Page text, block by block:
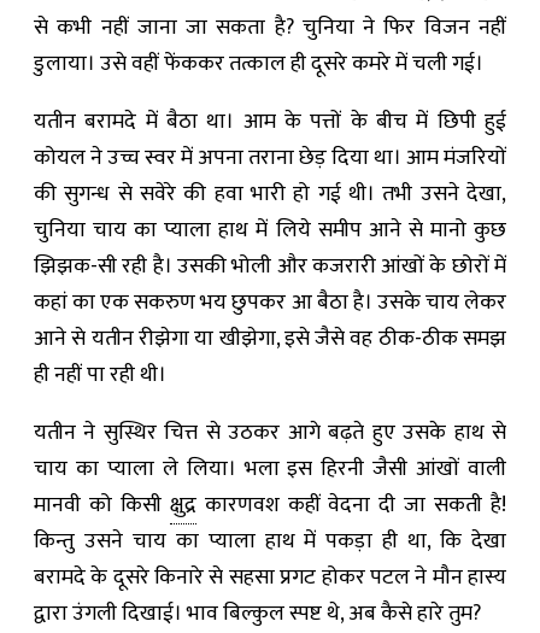
से कभी नहीं जाना जा सकता है? चुनिया ने फिर विजन नहीं
डुलाया। उसे वहीं फेंककर तत्काल ही दूसरे कमरे में चली गई।
यतीन बरामदे में बैठा था। आम के पत्तों के बीच में छिपी हुई
कोयल ने उच्च स्वर में अपना तराना छेड़ दिया था। आम मंजरियों
की सुगन्ध से सवेरे की हवा भारी हो गई थी। तभी उसने देखा,
चुनिया चाय का प्याला हाथ में लिये समीप आने से मानो कुछ
झिझक-सी रही है। उसकी भोली और कजरारी आंखों के छोरों में
कहां का एक सकरुण भय छुपकर आ बैठा है। उसके चाय लेकर
आने से यतीन रीझेगा या खीझेगा, इसे जैसे वह ठीक-ठीक समझ
ही नहीं पा रही थी।
यतीन ने सुस्थिर चित्त से उठकर आगे बढ़ते हुए उसके हाथ से
चाय का प्याला ले लिया। भला इस हिरनी जैसी आंखों वाली
मानवी को किसी क्षुद्रकारणवश कहीं वेदना दी जा सकती है!
किन्तु उसने चाय का प्याला हाथ में पकड़ा ही था, कि देखा
बरामदे के दूसरे किनारे से सहसा प्रगट होकर पटल ने मौन हास्य
द्वारा उंगली दिखाई। भाव बिल्कुल स्पष्ट थे, अब कैसे हारे तुम?